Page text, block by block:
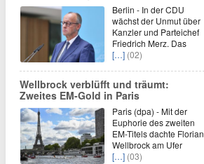
Berlin - In der CDU
wächst der Unmut über
Kanzler und Parteichef
Friedrich Merz. Das
[…] (02)
Wellbrock verblüfft und träumt:
Zweites EM-Gold in Paris
Paris (dpa) - Mit der
Euphorie des zweiten
EM-Titels dachte Florian
Wellbrock am Ufer
[…] (03)